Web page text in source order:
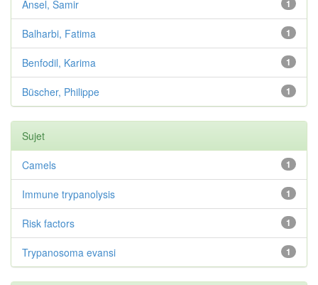
1
Ansel, Samir
1
Balharbi, Fatima
1
Benfodil, Karima
1
Büscher, Philippe
Sujet
1
Camels
1
Immune trypanolysis
1
Risk factors
1
Trypanosoma evansi